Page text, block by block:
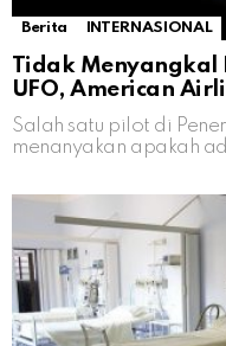
Berita INTERNASIONAL
Tidak Menyangkal
UFO, American
Salah satu pilot di
menanyakan apakah